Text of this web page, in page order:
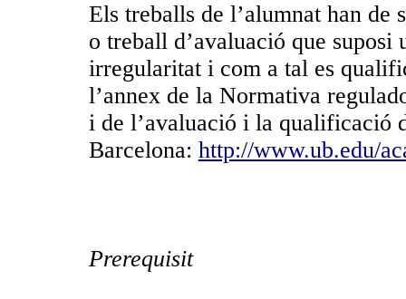
Els treballs de l’alumnat han de
o treball d’avaluació que suposi
irregularitat i com a tal es
l’annex de la Normativa
i de l’avaluació i la qualificació
Barcelona: http://www.ub.edu/
Prerequisit